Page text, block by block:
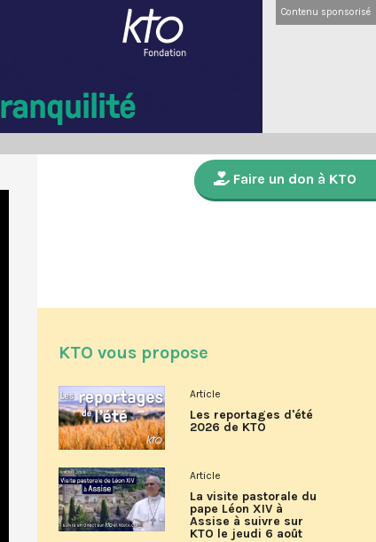
Contenu sponsorisé
Faire un don à KTO
KTO vous propose
Article
Les reportages d'été
2026 de KTO
Article
La visite pastorale du
pape Léon XIV à
Assise à suivre sur
KTO le jeudi 6 août